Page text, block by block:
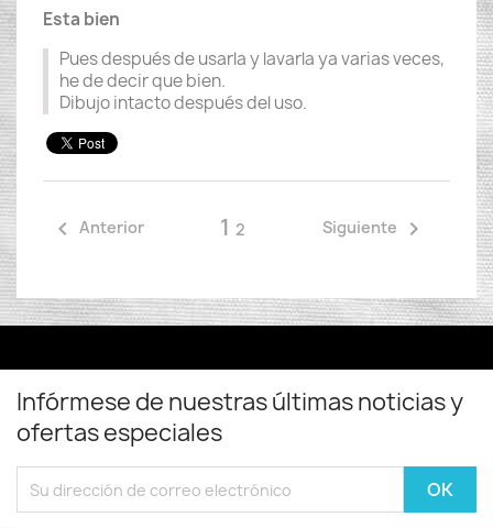
Esta bien
Pues después de usarla y lavarla ya varias veces,
he de decir que bien.
Dibujo intacto después del uso.
 Anterior 1 2 Siguiente 
Infórmese de nuestras últimas noticias y
ofertas especiales